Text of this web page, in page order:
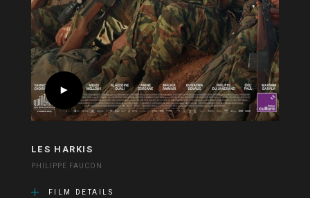
LES HARKIS
PHILIPPE FAUCON
FILM DETAILS